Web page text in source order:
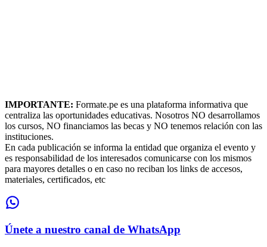
IMPORTANTE: Formate.pe es una plataforma informativa que
centraliza las oportunidades educativas. Nosotros NO desarrollamos
los cursos, NO financiamos las becas y NO tenemos relación con las
instituciones.
En cada publicación se informa la entidad que organiza el evento y
es responsabilidad de los interesados comunicarse con los mismos
para mayores detalles o en caso no reciban los links de accesos,
materiales, certificados, etc
Únete a nuestro canal de WhatsApp